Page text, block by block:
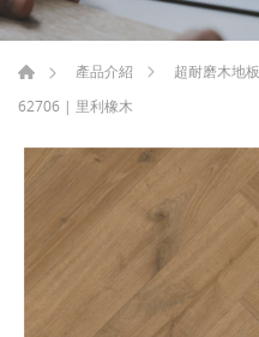
產品介紹 超耐磨木地板
62706 | 里利橡木